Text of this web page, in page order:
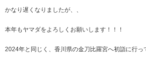
かなり遅くなりましたが、、
本年もヤマダをよろしくお願いします！！！
2024年と同じく、香川県の金刀比羅宮へ初詣に行っ